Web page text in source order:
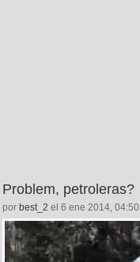
Problem, petroleras?
por best_2 el 6 ene 2014, 04:50